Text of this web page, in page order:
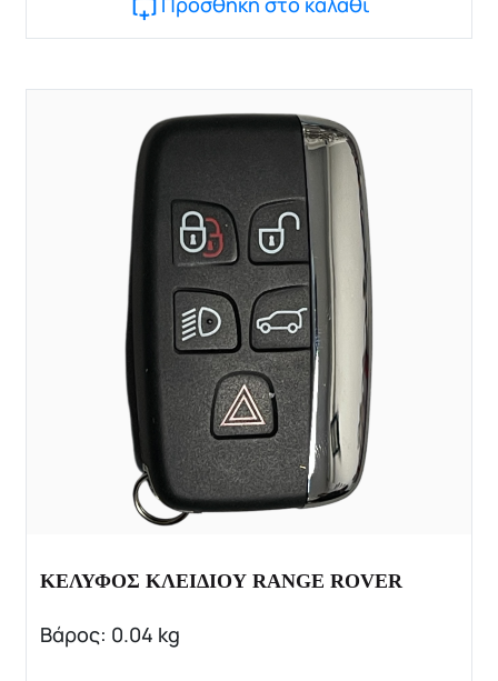
ΚΕΛΥΦΟΣ ΚΛΕΙΔΙΟΥ RANGE ROVER
Βάρος: 0.04 kg